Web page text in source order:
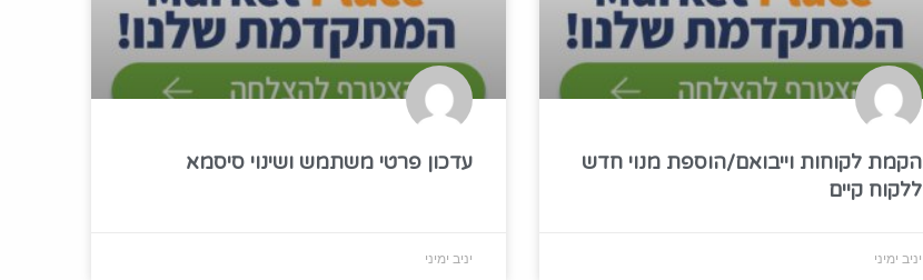
הקמת לקוחות וייבואם/הוספת מנוי חדש
ללקוח קיים
יניב ימיני
עדכון פרטי משתמש ושינוי סיסמא
יניב ימיני